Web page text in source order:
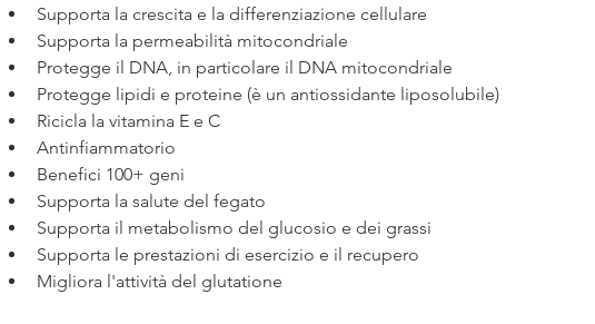
Supporta la crescita e la differenziazione cellulare
Supporta la permeabilità mitocondriale
Protegge il DNA, in particolare il DNA mitocondriale
Protegge lipidi e proteine (è un antiossidante liposolubile)
Ricicla la vitamina E e C
Antinfiammatorio
Benefici 100+ geni
Supporta la salute del fegato
Supporta il metabolismo del glucosio e dei grassi
Supporta le prestazioni di esercizio e il recupero
Migliora l'attività del glutatione